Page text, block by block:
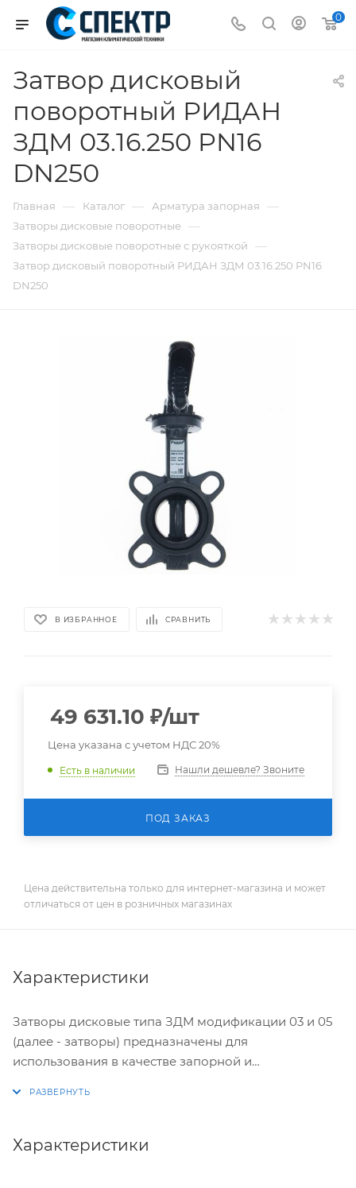
0
Затвор дисковый
поворотный РИДАН
ЗДМ 03.16.250 PN16
DN250
Главная — Каталог — Арматура запорная —
Затворы дисковые поворотные —
Затворы дисковые поворотные с рукояткой —
Затвор дисковый поворотный РИДАН ЗДМ 03.16.250 PN16
DN250
В ИЗБРАННОЕ СРАВНИТЬ
49 631.10 ₽/шт
Цена указана с учетом НДС 20%
Есть в наличии Нашли дешевле? Звоните
ПОД ЗАКАЗ
Цена действительна только для интернет-магазина и может
отличаться от цен в розничных магазинах
Характеристики
Затворы дисковые типа ЗДМ модификации 03 и 05
(далее - затворы) предназначены для
использования в качестве запорной и
системах водоснабжения, теплоснабжения,
Характеристики